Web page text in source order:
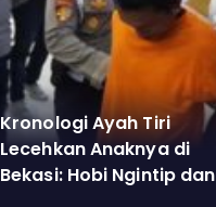
Kronologi Ayah Tiri
Lecehkan Anaknya di
Bekasi: Hobi Ngintip dan